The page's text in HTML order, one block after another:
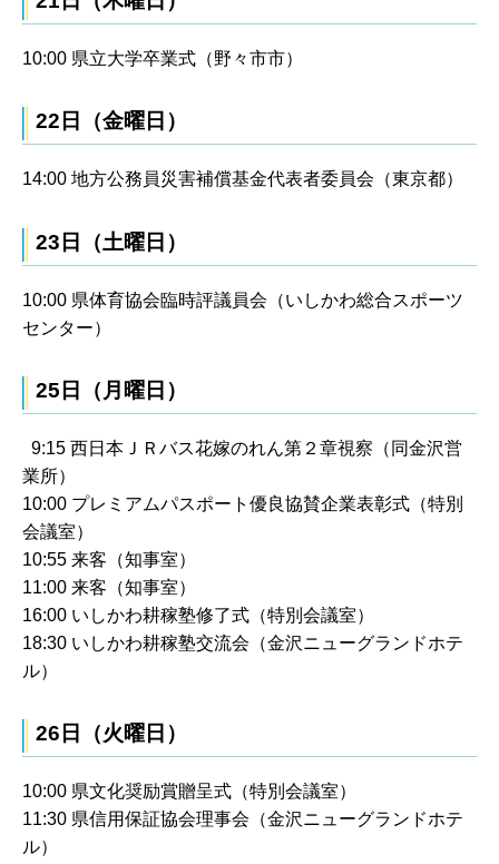
10:00 県立大学卒業式（野々市市）
22日（金曜日）
14:00 地方公務員災害補償基金代表者委員会（東京都）
23日（土曜日）
10:00 県体育協会臨時評議員会（いしかわ総合スポーツ
センター）
25日（月曜日）
9:15 西日本ＪＲバス花嫁のれん第２章視察（同金沢営
業所）
10:00 プレミアムパスポート優良協賛企業表彰式（特別
会議室）
10:55 来客（知事室）
11:00 来客（知事室）
16:00 いしかわ耕稼塾修了式（特別会議室）
18:30 いしかわ耕稼塾交流会（金沢ニューグランドホテ
ル）
26日（火曜日）
10:00 県文化奨励賞贈呈式（特別会議室）
11:30 県信用保証協会理事会（金沢ニューグランドホテ
ル）